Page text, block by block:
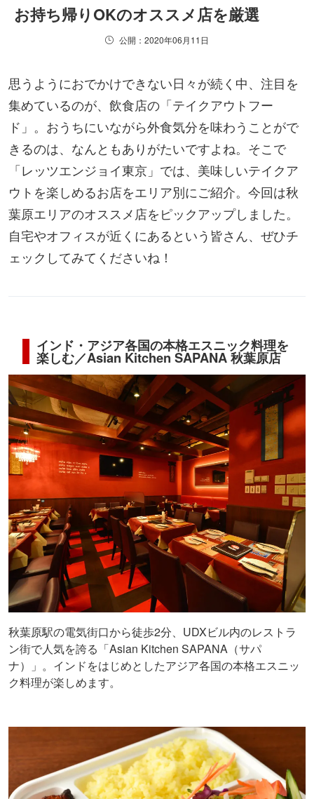
お持ち帰りOKのオススメ店を厳選
公開：2020年06月11日
思うようにおでかけできない日々が続く中、注目を
集めているのが、飲食店の「テイクアウトフー
ド」。おうちにいながら外食気分を味わうことがで
きるのは、なんともありがたいですよね。そこで
「レッツエンジョイ東京」では、美味しいテイクア
ウトを楽しめるお店をエリア別にご紹介。今回は秋
葉原エリアのオススメ店をピックアップしました。
自宅やオフィスが近くにあるという皆さん、ぜひチ
ェックしてみてくださいね！
インド・アジア各国の本格エスニック料理を
楽しむ／Asian Kitchen SAPANA 秋葉原店
秋葉原駅の電気街口から徒歩2分、UDXビル内のレストラ
ン街で人気を誇る「Asian Kitchen SAPANA（サパ
ナ）」。インドをはじめとしたアジア各国の本格エスニッ
ク料理が楽しめます。